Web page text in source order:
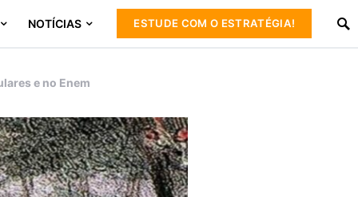
NOTÍCIAS ESTUDE COM O ESTRATÉGIA!
e no Enem